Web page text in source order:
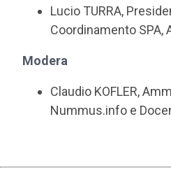
Lucio TURRA,
Coordinamento SPA,
Modera
Claudio KOFLER,
Nummus.info e